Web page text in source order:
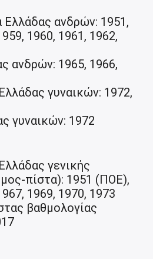
ανδρών: 1951,
1960, 1961, 1962,
ανδρών: 1965, 1966,
γυναικών: 1972,
γυναικών: 1972
γενικής
πίστα): 1951 (ΠΟΕ),
1969, 1970, 1973
βαθμολογίας